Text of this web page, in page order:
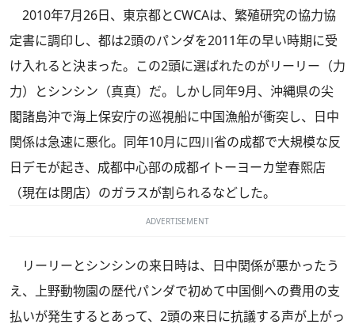
2010年7月26日、東京都とCWCAは、繁殖研究の協力協
定書に調印し、都は2頭のパンダを2011年の早い時期に受
け入れると決まった。この2頭に選ばれたのがリーリー（力
力）とシンシン（真真）だ。しかし同年9月、沖縄県の尖
閣諸島沖で海上保安庁の巡視船に中国漁船が衝突し、日中
関係は急速に悪化。同年10月に四川省の成都で大規模な反
日デモが起き、成都中心部の成都イトーヨーカ堂春熙店
（現在は閉店）のガラスが割られるなどした。
ADVERTISEMENT
リーリーとシンシンの来日時は、日中関係が悪かったう
え、上野動物園の歴代パンダで初めて中国側への費用の支
払いが発生するとあって、2頭の来日に抗議する声が上がっ